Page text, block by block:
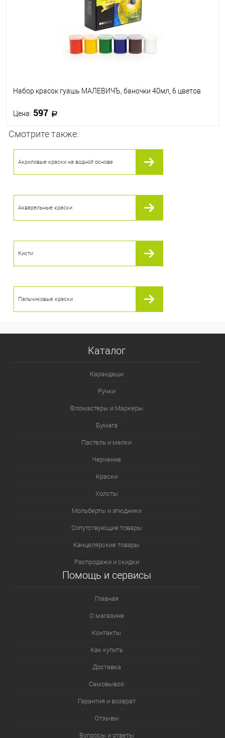
Набор красок гуашь МАЛЕВИЧЪ, баночки 40мл, 6 цветов
Цена: 597
В наличии
Смотрите также:
Акриловые краски на водной основе
Акварельные краски
Кисти
Пальчиковые краски
Каталог
Карандаши
Ручки
Фломастеры и Маркеры
Бумага
Пастель и мелки
Черчение
Краски
Холсты
Мольберты и этюдники
Сопутствующие товары
Канцелярские товары
Распродажи и скидки
Помощь и сервисы
Главная
О магазине
Контакты
Как купить
Доставка
Самовывоз
Гарантия и возврат
Отзывы
Вопросы и ответы